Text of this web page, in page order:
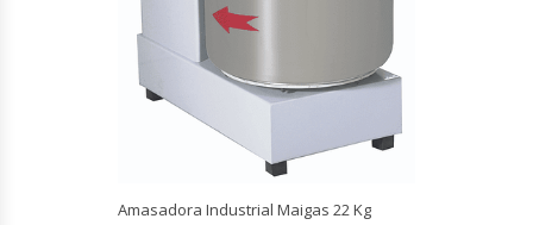
Amasadora Industrial Maigas 22 Kg